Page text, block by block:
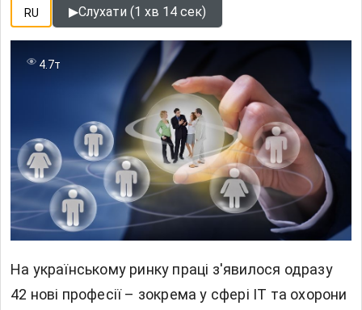
RU ▶Слухати (1 хв 14 сек)
4.7т
На українському ринку праці з'явилося одразу
42 нові професії – зокрема у сфері ІТ та охорони